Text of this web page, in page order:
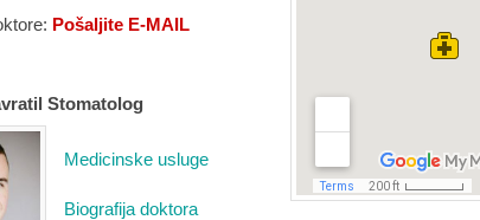
Pošaljite E-MAIL
Stomatolog
Medicinske usluge
Biografija doktora